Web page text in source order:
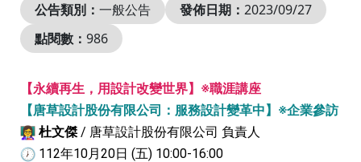
公告類別： 一般公告 發佈日期： 2023/09/27
點閱數： 986
【永續再生，用設計改變世界】※職涯講座
【唐草設計股份有限公司：服務設計變革中】※企業參訪
杜文傑 / 唐草設計股份有限公司 負責人
112年10月20日 (五) 10:00-16:00